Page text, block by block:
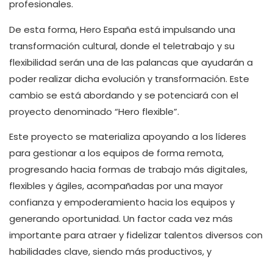
profesionales.
De esta forma, Hero España está impulsando una
transformación cultural, donde el teletrabajo y su
flexibilidad serán una de las palancas que ayudarán a
poder realizar dicha evolución y transformación. Este
cambio se está abordando y se potenciará con el
proyecto denominado “Hero flexible”.
Este proyecto se materializa apoyando a los líderes
para gestionar a los equipos de forma remota,
progresando hacia formas de trabajo más digitales,
flexibles y ágiles, acompañadas por una mayor
confianza y empoderamiento hacia los equipos y
generando oportunidad. Un factor cada vez más
importante para atraer y fidelizar talentos diversos con
habilidades clave, siendo más productivos, y